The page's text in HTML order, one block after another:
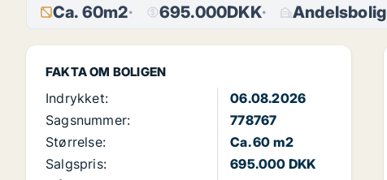
Ca. 60m2 695.000DKK Andelsbolig
FAKTA OM BOLIGEN
Indrykket:
06.08.2026
Sagsnummer:
778767
Størrelse:
Ca. 60 m2
Salgspris:
695.000 DKK